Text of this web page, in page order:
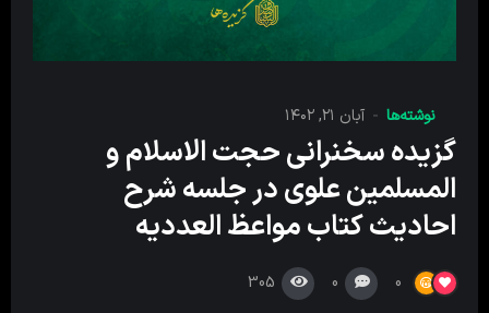
نوشته‌ها آبان ۲۱, ۱۴۰۲
گزیده سخنرانی حجت الاسلام و
المسلمین علوی در جلسه شرح
احادیث کتاب مواعظ العددیه
0
0
305